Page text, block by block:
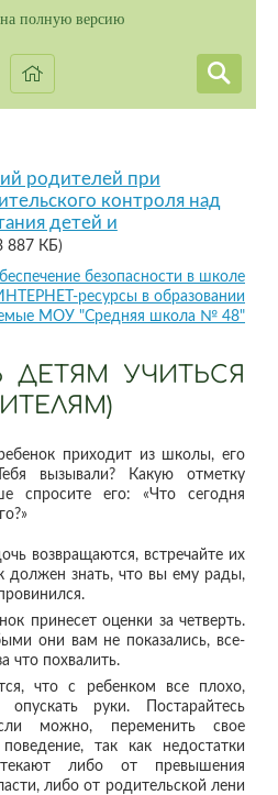
полную версию
родителей при
контроля над
детей и
887 КБ)
безопасности в школе
ресурсы в образовании
МОУ "Средняя школа № 48"
УЧИТЬСЯ
приходит из школы, его
вызывали? Какую отметку
спросите его: «Что сегодня
возвращаются, встречайте их
должен знать, что вы ему рады,
принесет оценки за четверть.
они вам не показались, все-
что похвалить.
что с ребенком все плохо,
руки. Постарайтесь
можно, переменить свое
поведение, так как недостатки
либо от превышения
либо от родительской лени